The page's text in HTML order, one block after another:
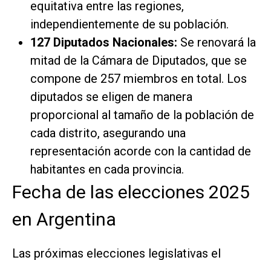
equitativa entre las regiones,
independientemente de su población.
127 Diputados Nacionales: Se renovará la
mitad de la Cámara de Diputados, que se
compone de 257 miembros en total. Los
diputados se eligen de manera
proporcional al tamaño de la población de
cada distrito, asegurando una
representación acorde con la cantidad de
habitantes en cada provincia.
Fecha de las elecciones 2025
en Argentina
Las próximas elecciones legislativas el